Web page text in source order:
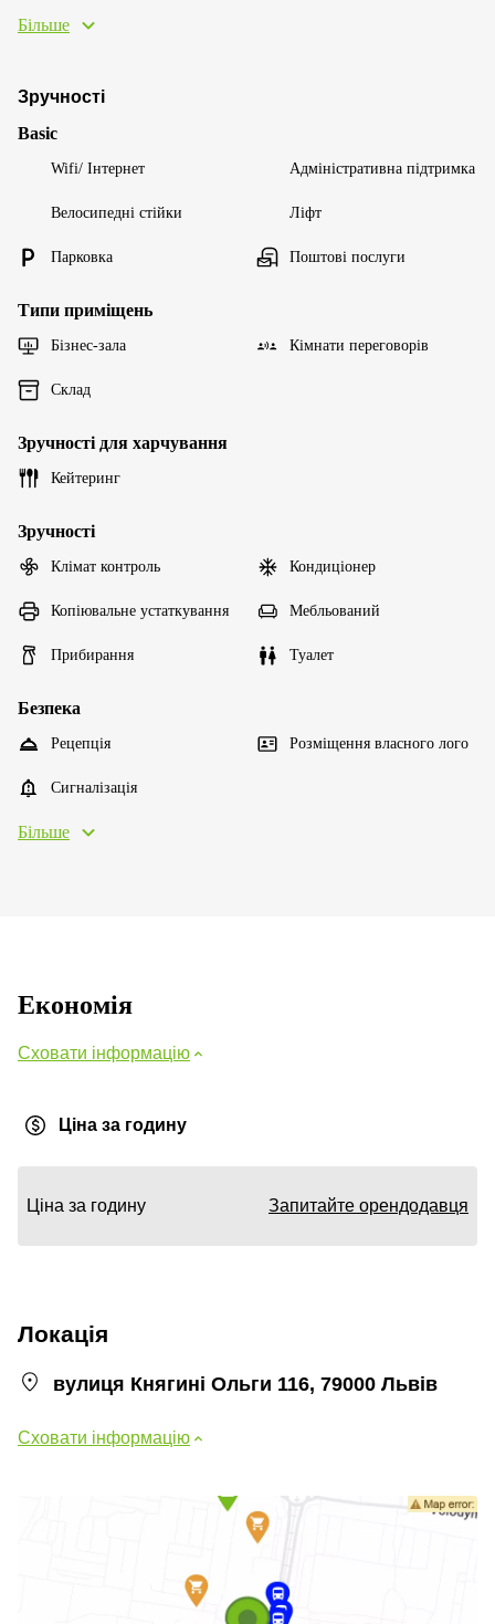
Більше
Зручності
Basic
Wifi/ Інтернет Адміністративна підтримка
Велосипедні стійки Ліфт
Парковка Поштові послуги
Типи приміщень
Бізнес-зала Кімнати переговорів
Склад
Зручності для харчування
Кейтеринг
Зручності
Клімат контроль Кондиціонер
Копіювальне устаткування Мебльований
Прибирання Туалет
Безпека
Рецепція Розміщення власного лого
Сигналізація
Більше
Економія
Сховати інформацію
Ціна за годину
Ціна за годину Запитайте орендодавця
Локація
вулиця Княгині Ольги 116, 79000 Львів
Сховати інформацію